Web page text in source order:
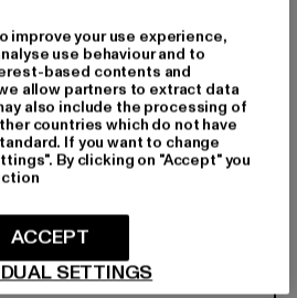
80% Baumwolle, 20%
|management@dropsize.de
Berlin | DE
improve your use experience,
use behaviour and to
based contents and
allow partners to extract data
also include the processing of
countries which do not have
If you want to change
By clicking on "Accept" you
SETTINGS
ACCEPT